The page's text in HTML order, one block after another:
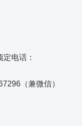
电话：
（兼微信）